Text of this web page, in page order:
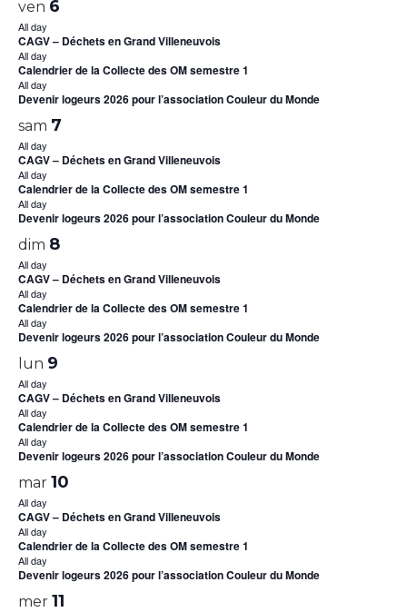
ven 6
All day
CAGV – Déchets en Grand Villeneuvois
All day
Calendrier de la Collecte des OM semestre 1
All day
Devenir logeurs 2026 pour l’association Couleur du Monde
sam 7
All day
CAGV – Déchets en Grand Villeneuvois
All day
Calendrier de la Collecte des OM semestre 1
All day
Devenir logeurs 2026 pour l’association Couleur du Monde
dim 8
All day
CAGV – Déchets en Grand Villeneuvois
All day
Calendrier de la Collecte des OM semestre 1
All day
Devenir logeurs 2026 pour l’association Couleur du Monde
lun 9
All day
CAGV – Déchets en Grand Villeneuvois
All day
Calendrier de la Collecte des OM semestre 1
All day
Devenir logeurs 2026 pour l’association Couleur du Monde
mar 10
All day
CAGV – Déchets en Grand Villeneuvois
All day
Calendrier de la Collecte des OM semestre 1
All day
Devenir logeurs 2026 pour l’association Couleur du Monde
mer 11